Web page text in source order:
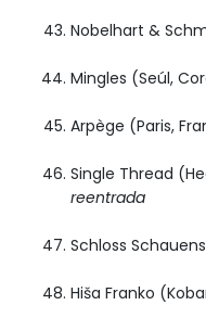
Nobelhart &
Mingles (Seúl,
Arpège (Paris,
Single Thread
reentrada
Schloss
Hiša Franko